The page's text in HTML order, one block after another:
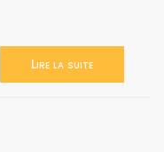
Lire la suite